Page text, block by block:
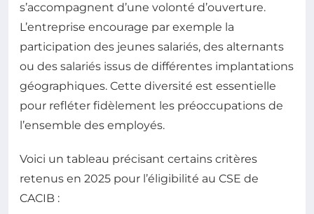
s’accompagnent d’une volonté d’ouverture.
L’entreprise encourage par exemple la
participation des jeunes salariés, des alternants
ou des salariés issus de différentes implantations
géographiques. Cette diversité est essentielle
pour refléter fidèlement les préoccupations de
l’ensemble des employés.
Voici un tableau précisant certains critères
retenus en 2025 pour l’éligibilité au CSE de
CACIB :